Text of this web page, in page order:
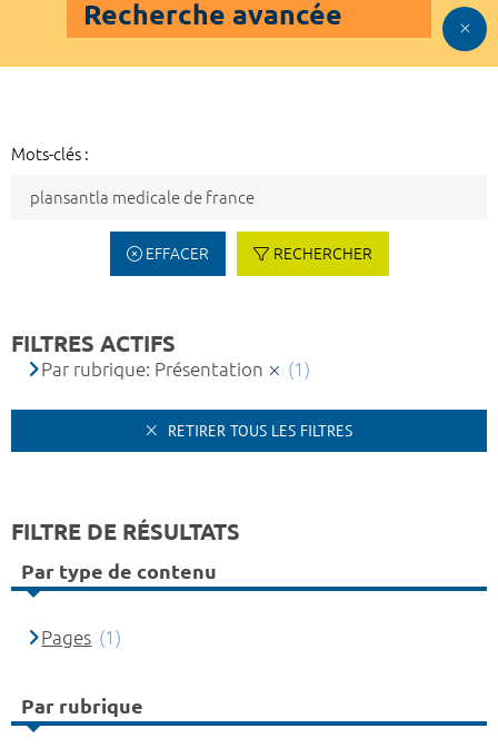
Recherche avancée
Mots-clés :
EFFACER RECHERCHER
FILTRES ACTIFS
Par rubrique: Présentation (1)
RETIRER TOUS LES FILTRES
FILTRE DE RÉSULTATS
Par type de contenu
Pages (1)
Par rubrique